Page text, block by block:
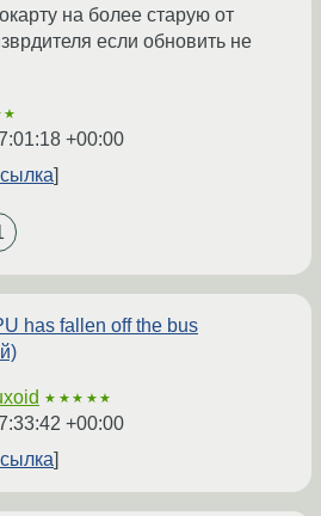
на более старую от
если обновить не
+00:00
has fallen off the bus
★★★★★
+00:00